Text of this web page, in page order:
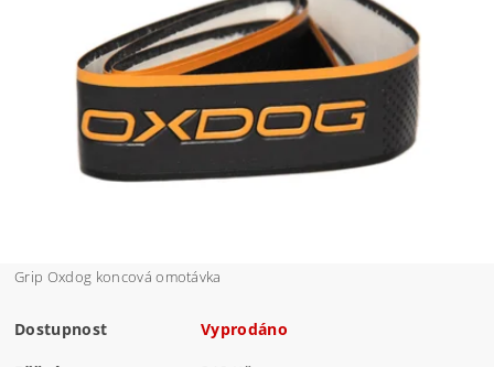
Grip Oxdog koncová omotávka
Dostupnost Vyprodáno